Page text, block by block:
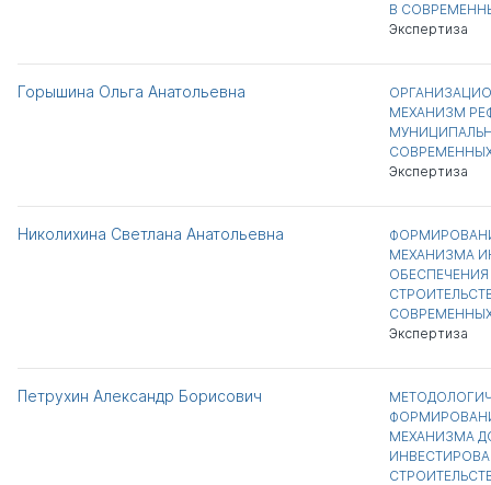
В
Экспертиза
Горышина Ольга Анатольевна
МЕХАНИЗМ
Экспертиза
Николихина Светлана Анатольевна
МЕХАНИЗМА
Экспертиза
Петрухин Александр Борисович
МЕХАНИЗМА